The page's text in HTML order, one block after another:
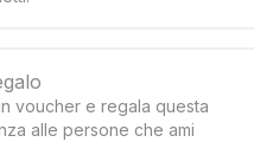
voucher e regala questa
alle persone che ami